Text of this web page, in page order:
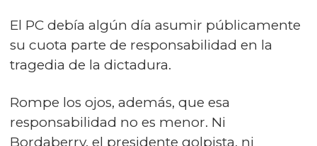
El PC debía algún día asumir públicamente
su cuota parte de responsabilidad en la
tragedia de la dictadura.
Rompe los ojos, además, que esa
responsabilidad no es menor. Ni
Bordaberry, el presidente golpista, ni